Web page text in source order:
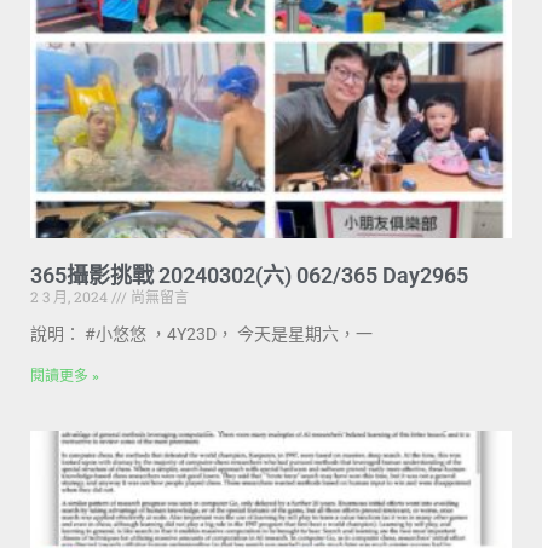
365攝影挑戰 20240302(六) 062/365 Day2965
2 3 月, 2024
尚無留言
說明： #小悠悠 ，4Y23D， 今天是星期六，一
閱讀更多 »